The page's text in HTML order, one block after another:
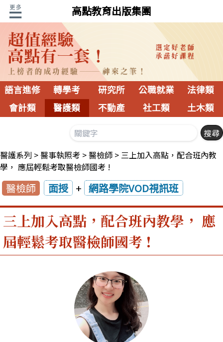
高點教育出版集團
語言進修 轉學考 研究所 公職就業
法律類
會計類
醫護類 不動產 社工類 土木類
醫護系列 醫事執照考 醫檢師
三上加入高點，配合班內教
學， 應屆輕鬆考取醫檢師國考 !
醫檢師 面授 + 網路學院VOD視訊班
三上加入高點，配合班內教學， 應
屆輕鬆考取醫檢師國考 !